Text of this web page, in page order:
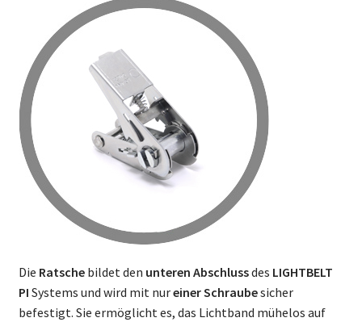
Die Ratschebildet den unteren Abschlussdes LIGHTBELT
PI Systems und wird mit nureiner Schraubesicher
befestigt. Sie ermöglicht es, das Lichtband mühelos auf